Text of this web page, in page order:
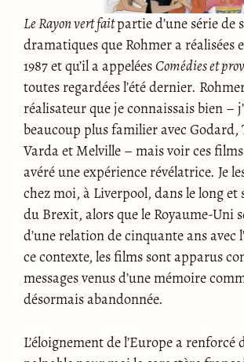
Le Rayon vert faitpartie d’une série de
dramatiques que Rohmer a réalisées
1987 et qu’il a appeléesComédies et
toutes regardées l’été dernier.
réalisateur que je connaissais bien –
beaucoup plus familier avec
Varda et Melville – mais voir ces films
avéré une expérience révélatrice. Je
chez moi, à Liverpool, dans le long et
du Brexit, alors que le Royaume-Uni
d’une relation de cinquante ans avec
ce contexte, les films sont apparus
messages venus d’une mémoire
désormais abandonnée.
L’éloignement de l’Europe a renforcé